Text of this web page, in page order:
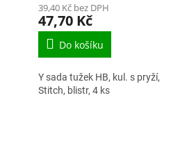
39,40 Kč bez DPH
47,70 Kč
Do košíku
Y sada tužek HB, kul. s pryží,
Stitch, blistr, 4 ks